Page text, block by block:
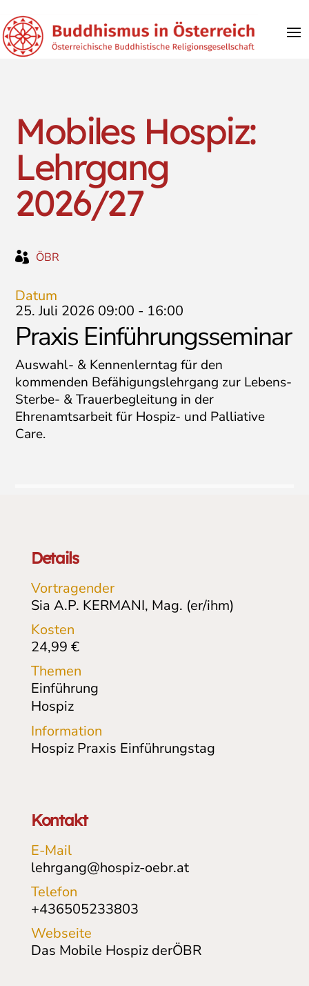
Mobiles Hospiz:
Lehrgang
2026/27
 ÖBR
Datum
25. Juli 2026 09:00 - 16:00
Praxis Einführungsseminar
Auswahl- & Kennenlerntag für den
kommenden Befähigungslehrgang zur Lebens-
Sterbe- & Trauerbegleitung in der
Ehrenamtsarbeit für Hospiz- und Palliative
Care.
Details
Vortragender
Sia A.P. KERMANI, Mag. (er/ihm)
Kosten
24,99 €
Themen
Einführung
Hospiz
Information
Hospiz Praxis Einführungstag
Kontakt
E-Mail
lehrgang@hospiz-oebr.at
Telefon
+436505233803
Webseite
Das Mobile Hospiz derÖBR